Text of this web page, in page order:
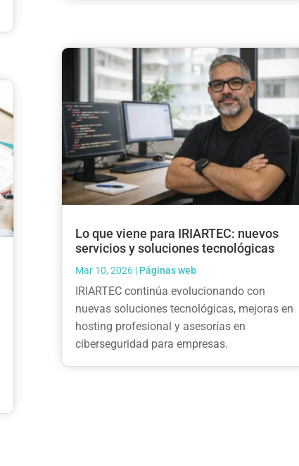
Lo que viene para IRIARTEC: nuevos
servicios y soluciones tecnológicas
Mar 10, 2026| Páginas web
IRIARTEC continúa evolucionando con
nuevas soluciones tecnológicas, mejoras en
hosting profesional y asesorías en
ciberseguridad para empresas.